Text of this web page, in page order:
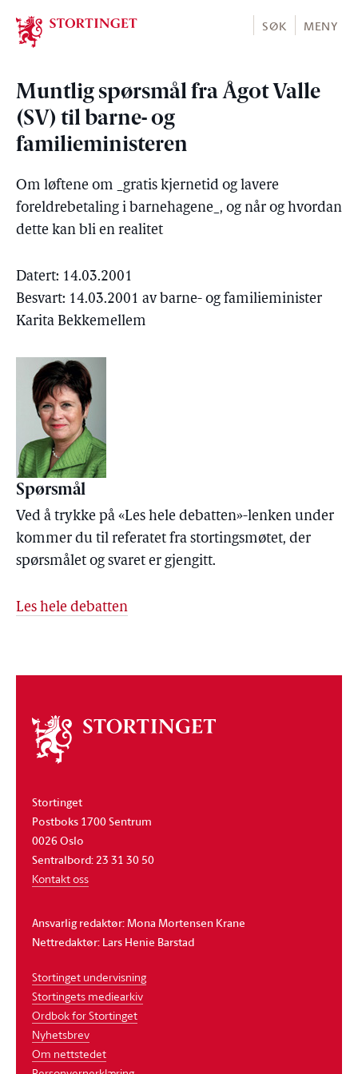
Stortinget.no
SØK MENY
Muntlig spørsmål fra Ågot Valle
(SV) til barne- og
familieministeren
Om løftene om _gratis kjernetid og lavere
foreldrebetaling i barnehagene_, og når og hvordan
dette kan bli en realitet
Datert: 14.03.2001
Besvart: 14.03.2001 av barne- og familieminister
Karita Bekkemellem
Spørsmål
Ved å trykke på «Les hele debatten»-lenken under
kommer du til referatet fra stortingsmøtet, der
spørsmålet og svaret er gjengitt.
Les hele debatten
Om
stortinget
Stortinget
Postboks 1700 Sentrum
0026 Oslo
Sentralbord: 23 31 30 50
Kontakt oss
Ansvarlig redaktør: Mona Mortensen Krane
Nettredaktør: Lars Henie Barstad
Stortinget undervisning
Stortingets mediearkiv
Ordbok for Stortinget
Nyhetsbrev
Om nettstedet